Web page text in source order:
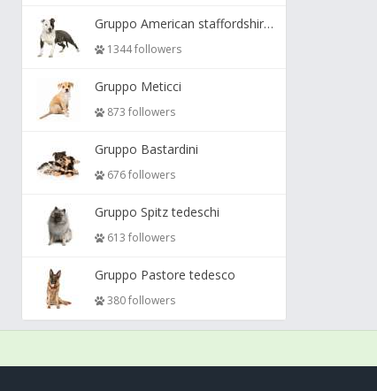
Gruppo American staffordshire terrier ( amstaff, amastaff )
1344 followers
Gruppo Meticci
873 followers
Gruppo Bastardini
676 followers
Gruppo Spitz tedeschi
613 followers
Gruppo Pastore tedesco
380 followers